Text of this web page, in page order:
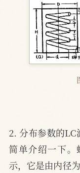
2. 分布参数的LC
简单介绍一下
示，它是由内径